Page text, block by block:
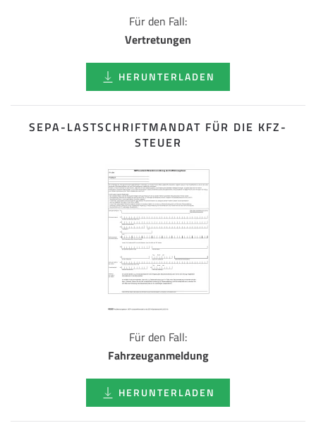
Für den Fall:
Vertretungen
HERUNTERLADEN
SEPA-LASTSCHRIFT­MANDAT FÜR DIE KFZ-
STEUER
Für den Fall:
Fahrzeuganmeldung
HERUNTERLADEN